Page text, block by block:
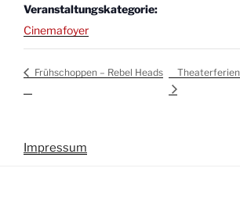
Veranstaltungskategorie:
Cinemafoyer
Frühschoppen – Rebel Heads
Impressum